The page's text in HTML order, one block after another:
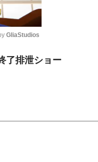
M
GliaStudios
了排泄ショー